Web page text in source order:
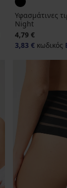
Υφασμάτινες
Night
4,79 €
3,83 €κωδικός